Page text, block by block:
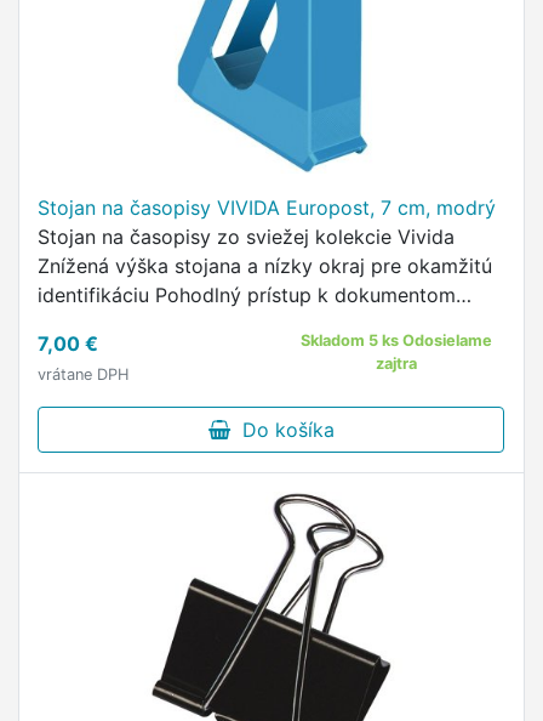
Stojan na časopisy VIVIDA Europost, 7 cm, modrý
Stojan na časopisy zo sviežej kolekcie Vivida
Znížená výška stojana a nízky okraj pre okamžitú
identifikáciu Pohodlný prístup k dokumentom
26,0 cm (š × v …
7,00 €
vrátane DPH
Skladom 5 ks Odosielame
zajtra
Do košíka